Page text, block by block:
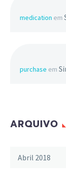
medication em
purchase em
ARQUIVO
Abril 2018